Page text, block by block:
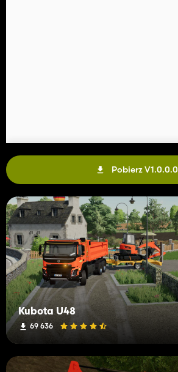
Pobierz V1.0.0.0
Kubota U48
69 636